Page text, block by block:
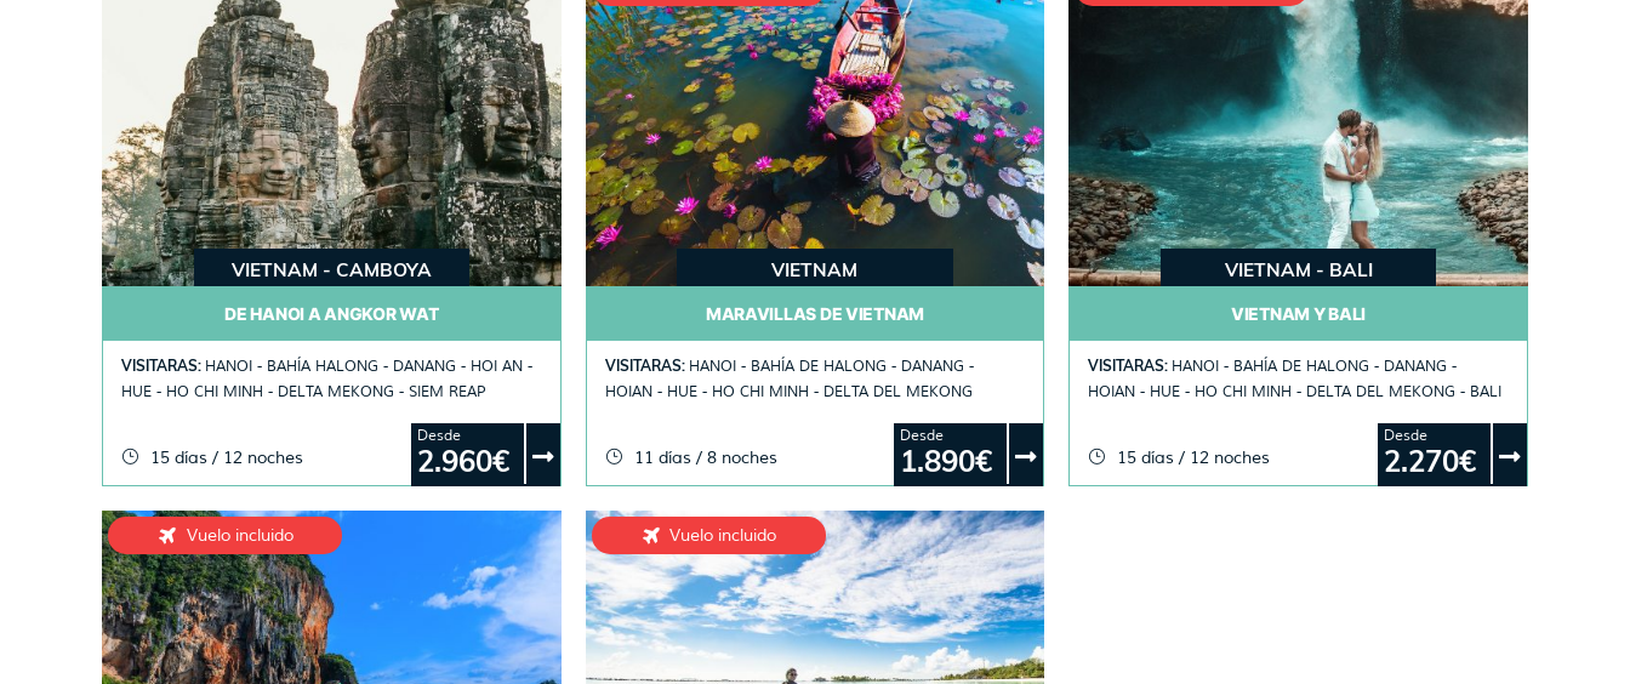
VIETNAM - CAMBOYA
DE HANOI A ANGKOR WAT
VISITARAS: HANOI - BAHÍA HALONG - DANANG - HOI AN -
HUE - HO CHI MINH - DELTA MEKONG - SIEM REAP
15 días / 12 noches
Desde
2.960€
VIETNAM
MARAVILLAS DE VIETNAM
VISITARAS: HANOI - BAHÍA DE HALONG - DANANG -
HOIAN - HUE - HO CHI MINH - DELTA DEL MEKONG
11 días / 8 noches
Desde
1.890€
VIETNAM - BALI
VIETNAM Y BALI
VISITARAS: HANOI - BAHÍA DE HALONG - DANANG -
HOIAN - HUE - HO CHI MINH - DELTA DEL MEKONG - BALI
15 días / 12 noches
Desde
2.270€
Vuelo incluido Vuelo incluido